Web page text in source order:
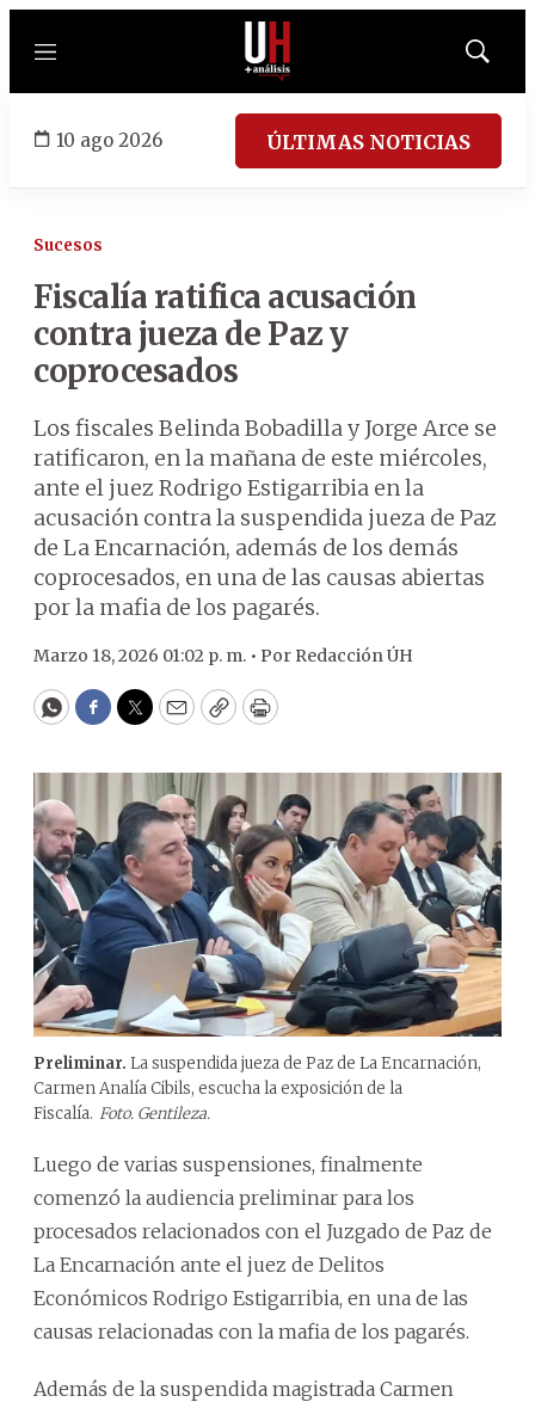
Menú
Mostrar
10 ago 2026 ÚLTIMAS NOTICIAS
Sucesos
Fiscalía ratifica acusación
contra jueza de Paz y
coprocesados
Los fiscales Belinda Bobadilla y Jorge Arce se
ratificaron, en la mañana de este miércoles,
ante el juez Rodrigo Estigarribia en la
acusación contra la suspendida jueza de Paz
de La Encarnación, además de los demás
coprocesados, en una de las causas abiertas
por la mafia de los pagarés.
Marzo 18, 2026 01:02 p. m. • Por Redacción ÚH
WhatsApp
Facebook
Twitter
EmailCopyPrint
Preliminar. La suspendida jueza de Paz de La Encarnación,
Carmen Analía Cibils, escucha la exposición de la
Fiscalía. Foto. Gentileza.
Luego de varias suspensiones, finalmente
comenzó la audiencia preliminar para los
procesados relacionados con el Juzgado de Paz de
La Encarnación ante el juez de Delitos
Económicos Rodrigo Estigarribia, en una de las
causas relacionadas con la mafia de los pagarés.
Además de la suspendida magistrada Carmen